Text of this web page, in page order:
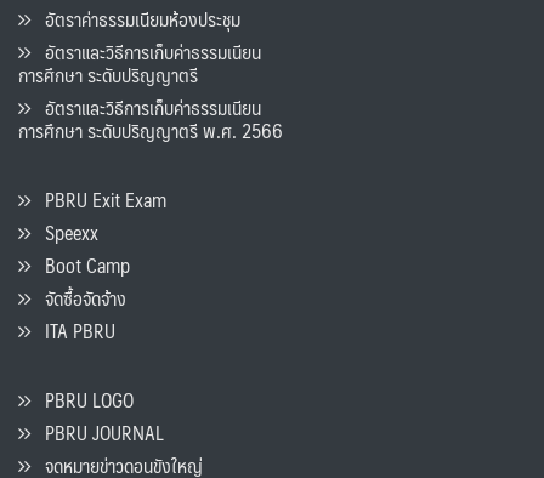
อัตราค่าธรรมเนียมห้องประชุม
อัตราและวิธีการเก็บค่าธรรมเนียน
การศึกษา ระดับปริญญาตรี
อัตราและวิธีการเก็บค่าธรรมเนียน
การศึกษา ระดับปริญญาตรี พ.ศ. 2566
PBRU Exit Exam
Speexx
Boot Camp
จัดซื้อจัดจ้าง
ITA PBRU
PBRU LOGO
PBRU JOURNAL
จดหมายข่าวดอนขังใหญ่